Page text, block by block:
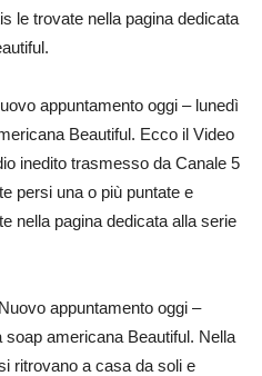
le trovate nella pagina dedicata
appuntamento oggi – lunedì
Beautiful. Ecco il Video
inedito trasmesso da Canale 5
persi una o più puntate e
nella pagina dedicata alla serie
appuntamento oggi –
americana Beautiful. Nella
ritrovano a casa da soli e